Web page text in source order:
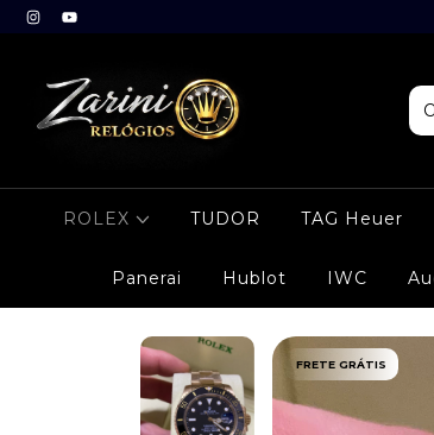
ROLEX TUDOR TAG Heuer
Panerai Hublot IWC
FRETE GRÁTIS